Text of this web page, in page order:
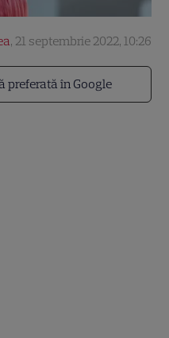
preferată în Google
, 21 septembrie 2022, 10:26